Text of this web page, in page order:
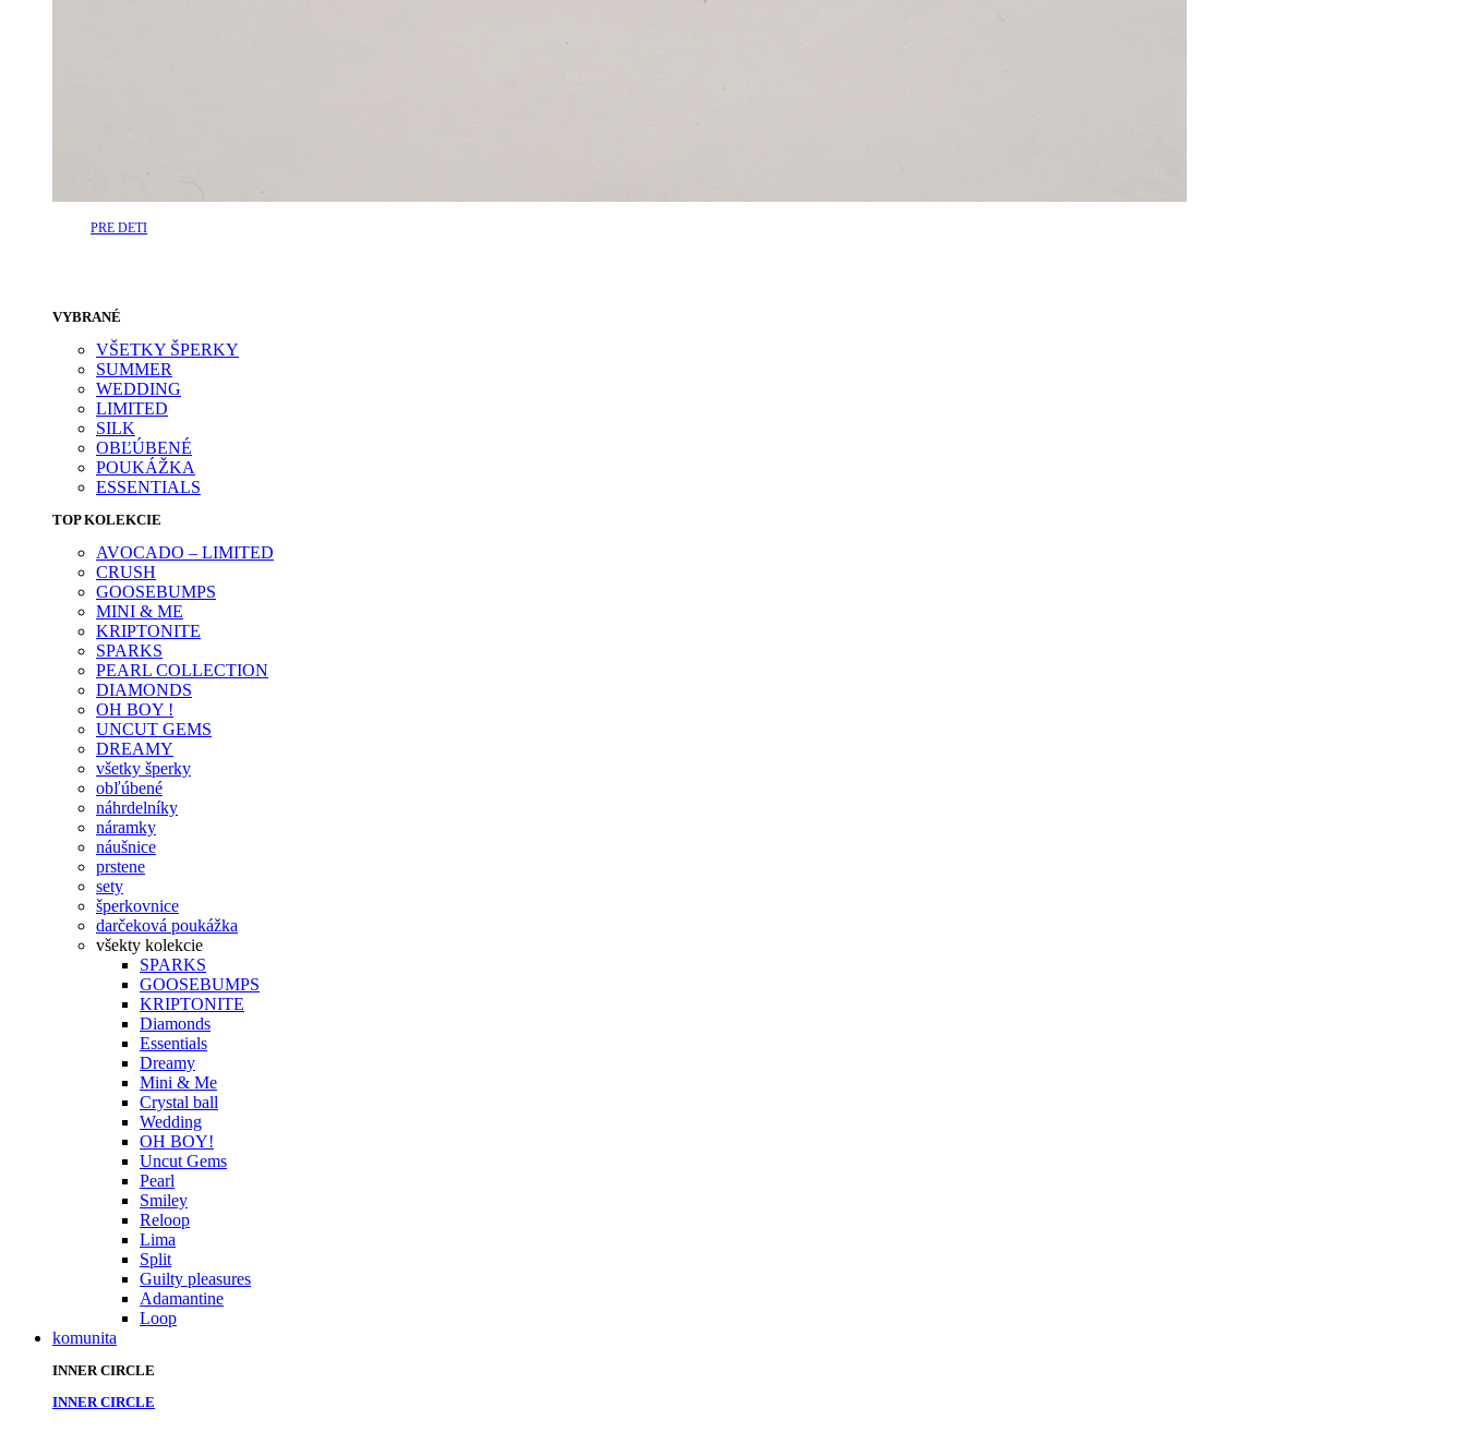
PRE DETI
VYBRANÉ
VŠETKY ŠPERKY
SUMMER
WEDDING
LIMITED
SILK
OBĽÚBENÉ
POUKÁŽKA
ESSENTIALS
TOP KOLEKCIE
AVOCADO – LIMITED
CRUSH
GOOSEBUMPS
MINI & ME
KRIPTONITE
SPARKS
PEARL COLLECTION
DIAMONDS
OH BOY !
UNCUT GEMS
DREAMY
všetky šperky
obľúbené
náhrdelníky
náramky
náušnice
prstene
sety
šperkovnice
darčeková poukážka
všekty kolekcie
SPARKS
GOOSEBUMPS
KRIPTONITE
Diamonds
Essentials
Dreamy
Mini & Me
Crystal ball
Wedding
OH BOY!
Uncut Gems
Pearl
Smiley
Reloop
Lima
Split
Guilty pleasures
Adamantine
Loop
komunita
INNER CIRCLE
INNER CIRCLE